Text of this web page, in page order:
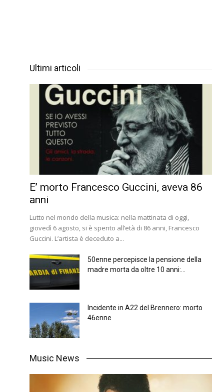
Ultimi articoli
E’ morto Francesco Guccini, aveva 86
anni
Lutto nel mondo della musica: nella mattinata di oggi,
giovedì 6 agosto, si è spento all’età di 86 anni, Francesco
Guccini. L’artista è deceduto a...
50enne percepisce la pensione della
madre morta da oltre 10 anni:...
Incidente in A22 del Brennero: morto
46enne
Music News